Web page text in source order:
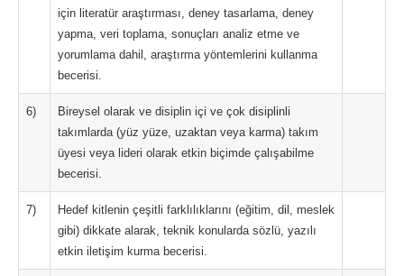
için literatür araştırması, deney tasarlama, deney
yapma, veri toplama, sonuçları analiz etme ve
yorumlama dahil, araştırma yöntemlerini kullanma
becerisi.
6)
Bireysel olarak ve disiplin içi ve çok disiplinli
takımlarda (yüz yüze, uzaktan veya karma) takım
üyesi veya lideri olarak etkin biçimde çalışabilme
becerisi.
7)
Hedef kitlenin çeşitli farklılıklarını (eğitim, dil, meslek
gibi) dikkate alarak, teknik konularda sözlü, yazılı
etkin iletişim kurma becerisi.